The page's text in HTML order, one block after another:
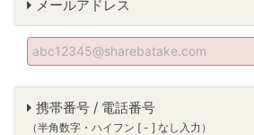
メールアドレス
携帯番号 / 電話番号
（半角数字・ハイフン [ - ] なし入力）